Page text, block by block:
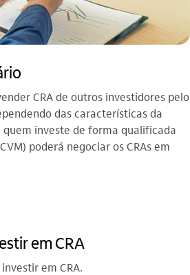
CRA de outros investidores pelo
das características da
investe de forma qualificada
poderá negociar os CRAs em
em CRA
em CRA.